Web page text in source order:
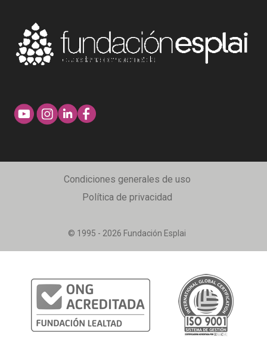
© 1995 - 2026 Fundación Esplai
Condiciones generales de uso
Política de privacidad